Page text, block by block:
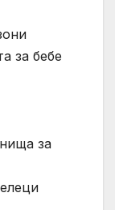
за бебе
за